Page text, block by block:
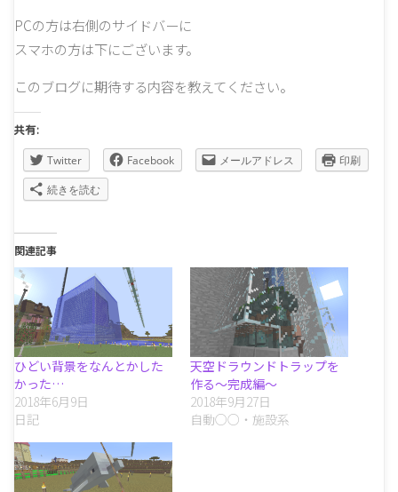
PCの方は右側のサイドバーに
スマホの方は下にございます。
このブログに期待する内容を教えてください。
共有:
Twitter Facebook メールアドレス
印刷
続きを読む
関連記事
ひどい背景をなんとかした
かった…
2018年6月9日
日記
天空ドラウンドトラップを
作る～完成編～
2018年9月27日
自動○○・施設系